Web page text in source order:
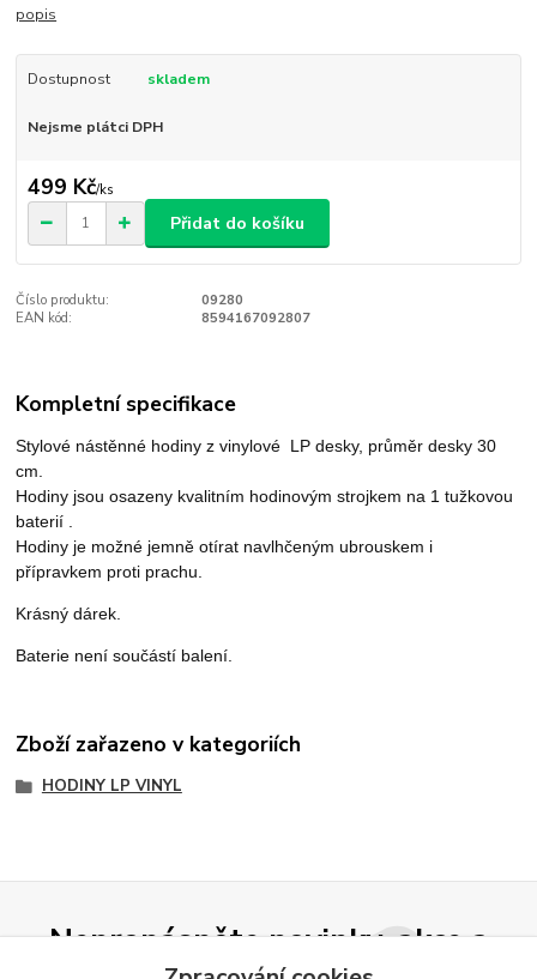
popis
Dostupnost skladem
Nejsme plátci DPH
499 Kč/ks
Přidat do košíku
Číslo produktu:
09280
EAN kód:
8594167092807
Kompletní specifikace
Stylové nástěnné hodiny z vinylové LP desky, průměr desky 30
cm.
Hodiny jsou osazeny kvalitním hodinovým strojkem na 1 tužkovou
baterií .
Hodiny je možné jemně otírat navlhčeným ubrouskem i
přípravkem proti prachu.
Krásný dárek.
Baterie není součástí balení.
Zboží zařazeno v kategoriích
HODINY LP VINYL
Nepropásněte novinky, akce a